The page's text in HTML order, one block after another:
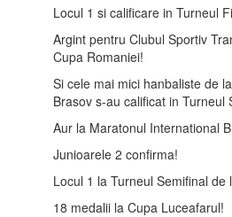
Locul 1 si calificare in Turneul
Argint pentru Clubul Sportiv
Cupa Romaniei!
Si cele mai mici hanbaliste de
Brasov s-au calificat in Turneul
Aur la Maratonul International
Junioarele 2 confirma!
Locul 1 la Turneul Semifinal de
18 medalii la Cupa Luceafarul!